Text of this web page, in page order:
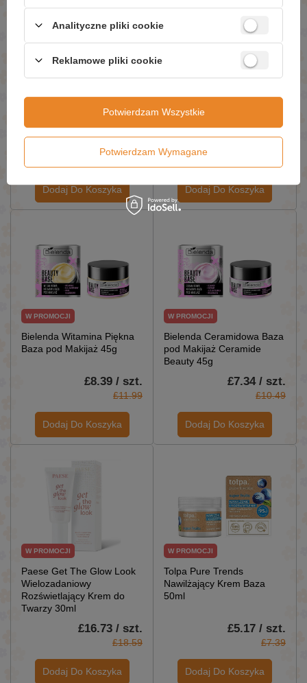
Baza i Podkład
Rozświetlający 02 Light
Beige 30ml
£9.16 / szt.
Dodaj Do Koszyka
Rozświetlająca Baza i
Podkład 03 Natural Beige
30ml
Dodaj Do Koszyka
W PROMOCJI
Bielenda Witamina Piękna
Baza pod Makijaż 45g
£8.39 / szt.
£11.99
Dodaj Do Koszyka
W PROMOCJI
Bielenda Ceramidowa Baza
pod Makijaż Ceramide
Beauty 45g
£7.34 / szt.
£10.49
Dodaj Do Koszyka
W PROMOCJI
Paese Get The Glow Look
Wielozadaniowy
Rozświetlający Krem do
Twarzy 30ml
£16.73 / szt.
£18.59
Dodaj Do Koszyka
W PROMOCJI
Tolpa Pure Trends
Nawilżający Krem Baza
50ml
£5.17 / szt.
£7.39
Dodaj Do Koszyka
Analityczne pliki cookie
Reklamowe pliki cookie
Potwierdzam Wymagane
Potwierdzam Wszystkie